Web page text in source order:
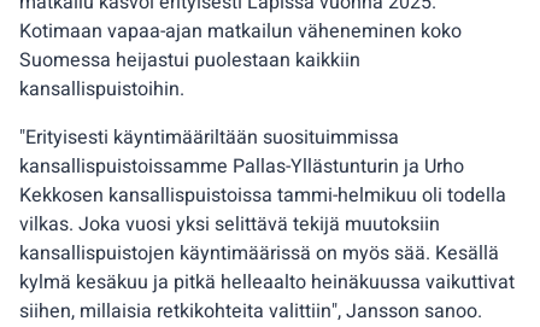
Kotimaan vapaa-ajan matkailun väheneminen koko
Suomessa heijastui puolestaan kaikkiin
kansallispuistoihin.
"Erityisesti käyntimääriltään suosituimmissa
kansallispuistoissamme Pallas-Yllästunturin ja Urho
Kekkosen kansallispuistoissa tammi-helmikuu oli todella
vilkas. Joka vuosi yksi selittävä tekijä muutoksiin
kansallispuistojen käyntimäärissä on myös sää. Kesällä
kylmä kesäkuu ja pitkä helleaalto heinäkuussa vaikuttivat
siihen, millaisia retkikohteita valittiin", Jansson sanoo.